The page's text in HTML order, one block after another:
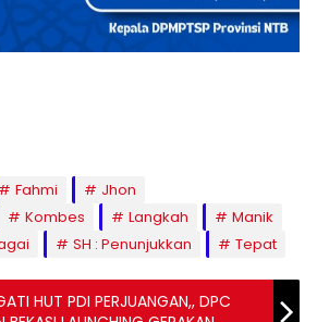
Fahmi
Jhon
Kombes Langkah
Manik
SH : Penunjukkan Tepat
HUT PDI PERJUANGAN,, DPC